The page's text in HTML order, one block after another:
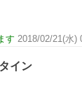
す 2018/02/21(水)
イン